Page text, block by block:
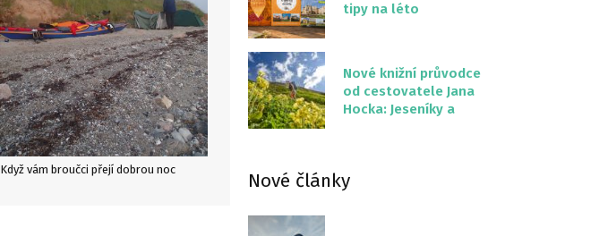
Když vám broučci přejí dobrou noc
tipy na léto
Nové knižní průvodce
od cestovatele Jana
Hocka: Jeseníky a
Nové články